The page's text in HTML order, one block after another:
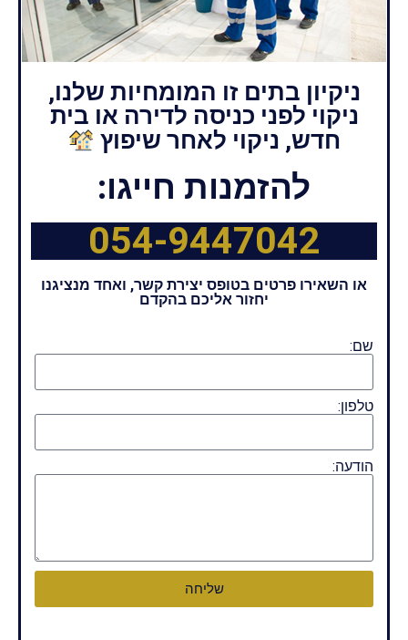
ניקיון בתים זו המומחיות שלנו,
ניקוי לפני כניסה לדירה או בית
חדש, ניקוי לאחר שיפוץ
להזמנות חייגו:
054-9447042
או השאירו פרטים בטופס יצירת קשר, ואחד מנציגנו
יחזור אליכם בהקדם
שם:
טלפון:
הודעה:
שליחה